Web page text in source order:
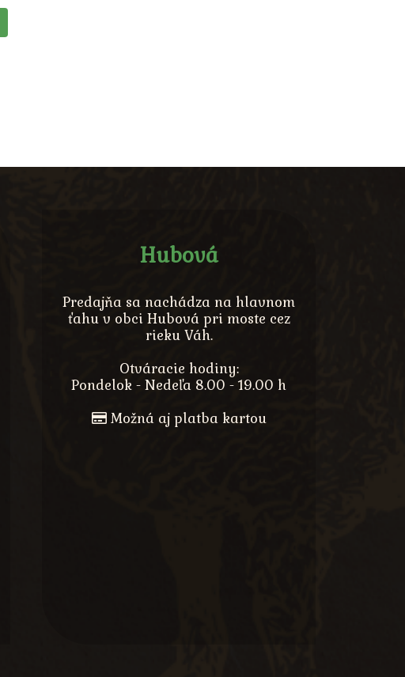
Hubová
Predajňa sa nachádza na hlavnom
ťahu v obci Hubová pri moste cez
rieku Váh.
Otváracie hodiny:
Pondelok - Nedeľa 8.00 - 19.00 h
Možná aj platba kartou